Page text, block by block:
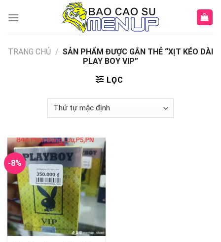
TRANG CHỦ / SẢN PHẨM ĐƯỢC GẮN THẺ “XỊT KÉO DÀI
PLAY BOY VIP”
LỌC
-8%